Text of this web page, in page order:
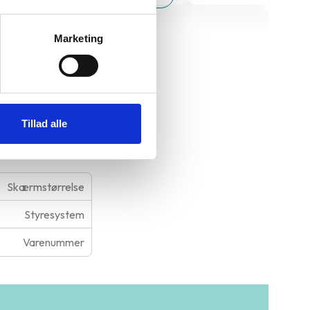
Marketing
Tillad alle
Gen. 1
Skærmstørrelse
Styresystem
Varenummer